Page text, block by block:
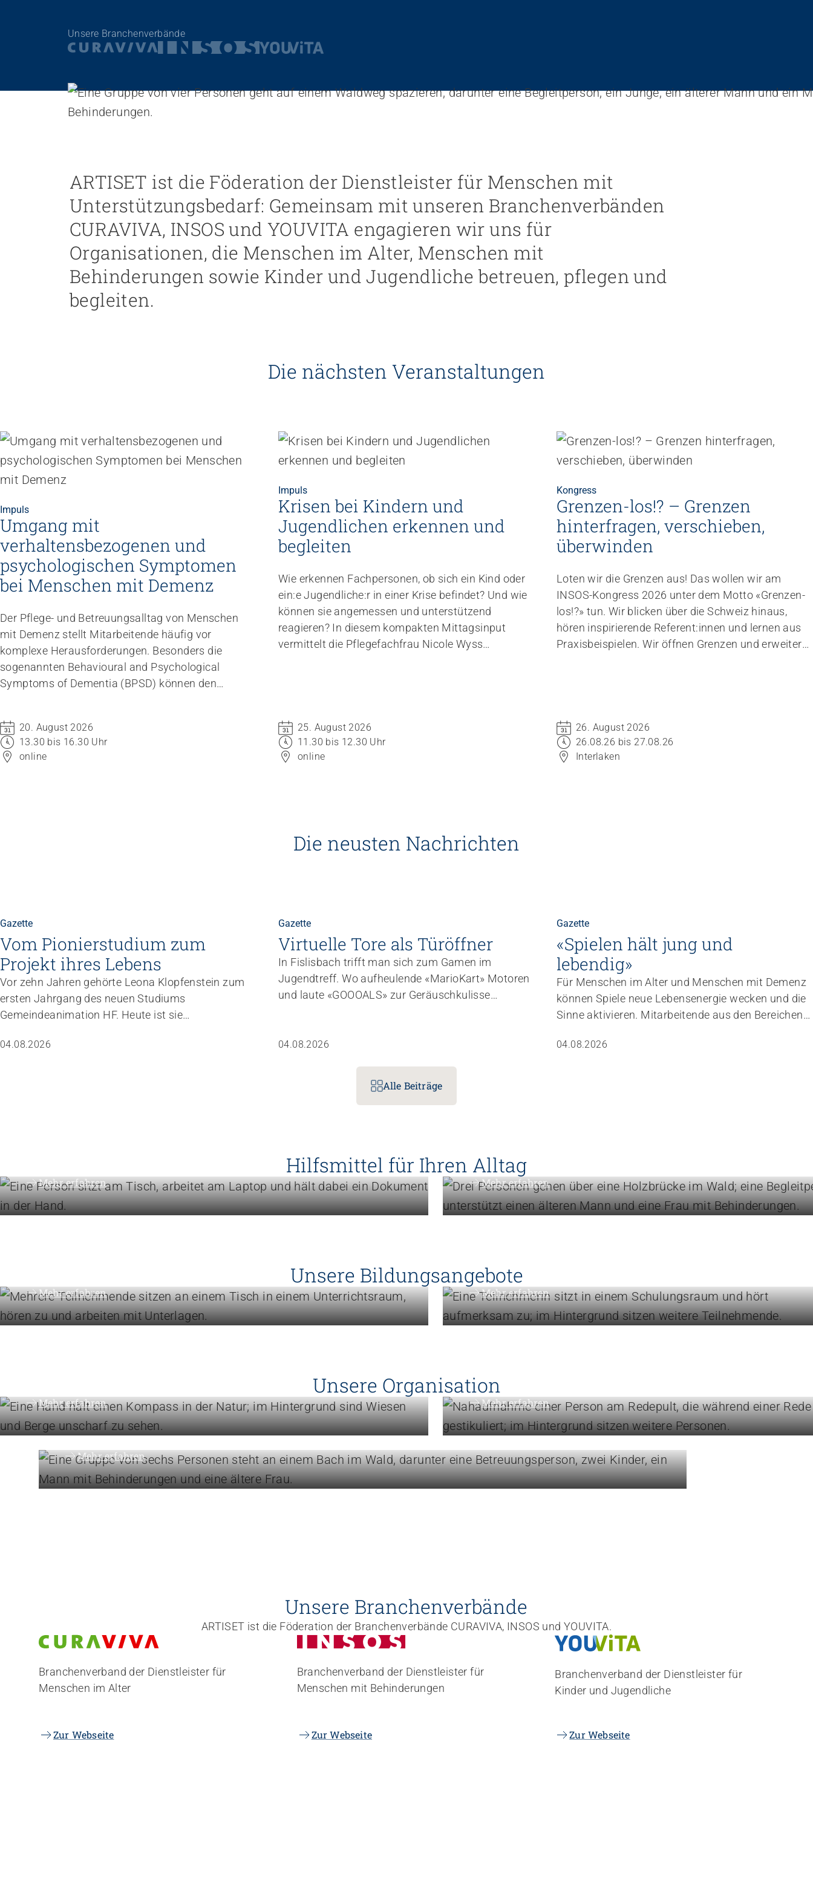
Personal rekrutieren und führen
Arbeit und Betriebskultur gestalten
Finanzierung regeln
Angebote bewerben
Berufliche Inklusion fördern
Mit Angehörigen arbeiten
Übergänge gestalten
Empowerment stärken
Gesundheitsfragen angehen
Integrität schützen
Unsere Branchenverbände
ARTISET ist die Föderation der Dienstleister für Menschen mit
Unterstützungsbedarf: Gemeinsam mit unseren Branchenverbänden
CURAVIVA, INSOS und YOUVITA engagieren wir uns für
Organisationen, die Menschen im Alter, Menschen mit
Behinderungen sowie Kinder und Jugendliche betreuen, pflegen und
begleiten.
Die nächsten Veranstaltungen
Impuls
Umgang mit
verhaltensbezogenen und
psychologischen Symptomen
bei Menschen mit Demenz
Der Pflege- und Betreuungsalltag von Menschen
mit Demenz stellt Mitarbeitende häufig vor
komplexe Herausforderungen. Besonders die
sogenannten Behavioural and Psychological
Symptoms of Dementia (BPSD) können den
20. August 2026
13.30 bis 16.30 Uhr
online
Impuls
Krisen bei Kindern und
Jugendlichen erkennen und
begleiten
Wie erkennen Fachpersonen, ob sich ein Kind oder
ein:e Jugendliche:r in einer Krise befindet? Und wie
können sie angemessen und unterstützend
reagieren? In diesem kompakten Mittagsinput
vermittelt die Pflegefachfrau Nicole Wyss
25. August 2026
11.30 bis 12.30 Uhr
online
Kongress
Grenzen-los!? – Grenzen
hinterfragen, verschieben,
überwinden
Loten wir die Grenzen aus! Das wollen wir am
INSOS-Kongress 2026 unter dem Motto «Grenzen-
los!?» tun. Wir blicken über die Schweiz hinaus,
hören inspirierende Referent:innen und lernen aus
Praxisbeispielen. Wir öffnen Grenzen und erweitern
26. August 2026
26.08.26 bis 27.08.26
Interlaken
Die neusten Nachrichten
Gazette
Vom Pionierstudium zum
Projekt ihres Lebens
Vor zehn Jahren gehörte Leona Klopfenstein zum
ersten Jahrgang des neuen Studiums
Gemeindeanimation HF. Heute ist sie
Blauring Schweiz. Nachdem sie einen Anlass der
04.08.2026
Gazette
Virtuelle Tore als Türöffner
In Fislisbach trifft man sich zum Gamen im
Jugendtreff. Wo aufheulende «Mario­Kart»­ Motoren
und laute «GOOOALS» zur Geräuschkulisse
Lernmomente.
04.08.2026
Gazette
«Spielen hält jung und
lebendig»
Für Menschen im Alter und Menschen mit Demenz
können Spiele neue Lebensenergie wecken und die
Sinne aktivieren. Mitarbeitende aus den Bereichen
Weiterbildung, wie sie Spiele gezielt in den Alltag
04.08.2026
Alle Beiträge
Hilfsmittel für Ihren Alltag
Instrumente für die Betriebsführung
Mehr erfahren
Know-how für die tägliche Begleitung
Mehr erfahren
Unsere Bildungsangebote
Höhere Fachschulen
Studieren Sie Sozialpädagogik,
Mehr erfahren
Erweitern Sie Ihre Kompetenzen
Mehr erfahren
Unsere Organisation
Mehr erfahren
Politik und Positionen
Mehr erfahren
Organisation
Die Föderation im Überblick
Mehr erfahren
Unsere Branchenverbände
ARTISET ist die Föderation der Branchenverbände CURAVIVA, INSOS und YOUVITA.
Branchenverband der Dienstleister für
Menschen im Alter
Zur Webseite
Branchenverband der Dienstleister für
Menschen mit Behinderungen
Zur Webseite
Branchenverband der Dienstleister für
Kinder und Jugendliche
Zur Webseite